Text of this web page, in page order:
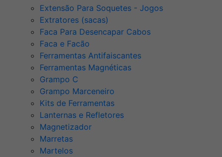
Extensão Para Soquetes - Jogos
Extratores (sacas)
Faca Para Desencapar Cabos
Faca e Facão
Ferramentas Antifaiscantes
Ferramentas Magnéticas
Grampo C
Grampo Marceneiro
Kits de Ferramentas
Lanternas e Refletores
Magnetizador
Marretas
Martelos